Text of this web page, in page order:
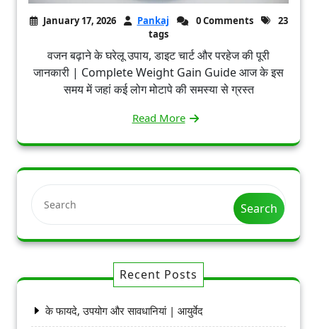
January 17, 2026 Pankaj 0 Comments
23
tags
वजन बढ़ाने के घरेलू उपाय, डाइट चार्ट और परहेज की पूरी
जानकारी | Complete Weight Gain Guide आज के इस
समय में जहां कई लोग मोटापे की समस्या से ग्रस्त
Read More
Search
Recent Posts
के फायदे, उपयोग और सावधानियां | आयुर्वेद